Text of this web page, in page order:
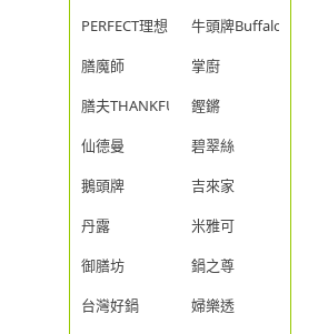
PERFECT理想
牛頭牌Buffalo
膳魔師
掌廚
膳夫THANKFUL
鏗鏘
仙德曼
碧翠絲
鵝頭牌
吉來家
丹露
米雅可
御膳坊
鍋之尊
台灣好鍋
婦樂透